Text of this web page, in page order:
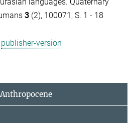
3 (2), 100071, S. 1 - 18
publisher-version